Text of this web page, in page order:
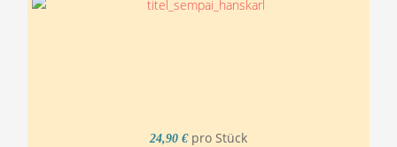
24,90 € pro Stück